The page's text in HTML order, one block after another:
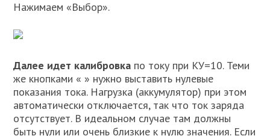
Нажимаем «Выбор».
Далее идет калибровка по току при КУ=10. Теми
же кнопками « » нужно выставить нулевые
показания тока. Нагрузка (аккумулятор) при этом
автоматически отключается, так что ток заряда
отсутствует. В идеальном случае там должны
быть нули или очень близкие к нулю значения. Если